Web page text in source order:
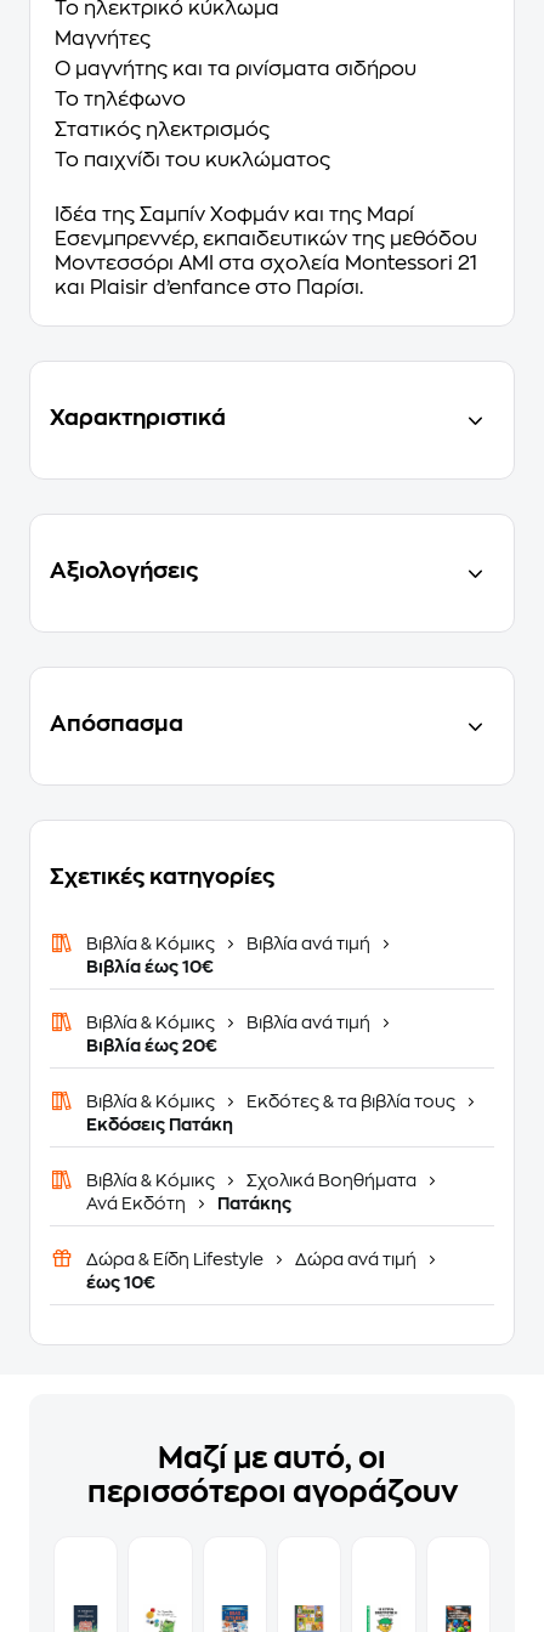
Το ηλεκτρικό κύκλωμα
Μαγνήτες
Ο μαγνήτης και τα ρινίσματα σιδήρου
Το τηλέφωνο
Στατικός ηλεκτρισμός
Το παιχνίδι του κυκλώματος
Ιδέα της Σαμπίν Χοφμάν και της Μαρί
Εσενμπρεννέρ, εκπαιδευτικών της μεθόδου
Μοντεσσόρι ΑΜΙ στα σχολεία Montessori 21
και Plaisir d’enfance στο Παρίσι.
Χαρακτηριστικά
Αξιολογήσεις
Απόσπασμα
Σχετικές κατηγορίες
Βιβλία & Κόμικς
Βιβλία ανά τιμή
Βιβλία έως 10€
Βιβλία & Κόμικς
Βιβλία ανά τιμή
Βιβλία έως 20€
Βιβλία & Κόμικς
Εκδότες & τα βιβλία τους
Εκδόσεις Πατάκη
Βιβλία & Κόμικς
Σχολικά Βοηθήματα
Ανά Εκδότη
Πατάκης
Δώρα & Είδη Lifestyle
Δώρα ανά τιμή
έως 10€
Μαζί με αυτό, οι
περισσότεροι αγοράζουν